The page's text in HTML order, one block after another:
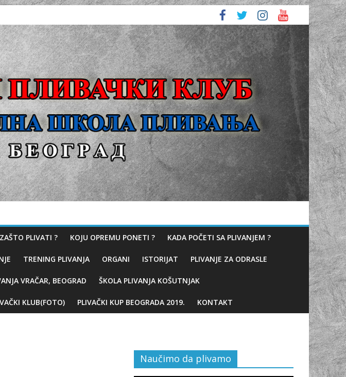
ZAŠTO PLIVATI ? KOJU OPREMU PONETI ? KADA POČETI SA PLIVANJEM ?
TRENING PLIVANJA ORGANI ISTORIJAT PLIVANJE ZA ODRASLE
VRAČAR, BEOGRAD ŠKOLA PLIVANJA KOŠUTNJAK
KLUB(FOTO) PLIVAČKI KUP BEOGRADA 2019. KONTAKT
Naučimo da plivamo